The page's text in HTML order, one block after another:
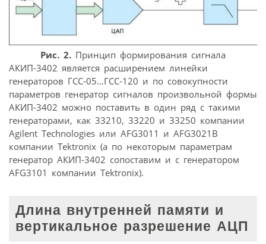
Рис. 2. Принцип формирования сигнала
АКИП-3402 является расширением линейки
генераторов ГСС-05…ГСС-120 и по совокупности
параметров генератор сигналов произвольной формы
АКИП-3402 можно поставить в один ряд с такими
генераторами, как 33210, 33220 и 33250 компании
Agilent Technologies или AFG3011 и AFG3021B
компании Tektronix (а по некоторым параметрам
генератор АКИП-3402 сопоставим и с генератором
AFG3101 компании Tektronix).
Длина внутренней памяти и
вертикальное разрешение АЦП